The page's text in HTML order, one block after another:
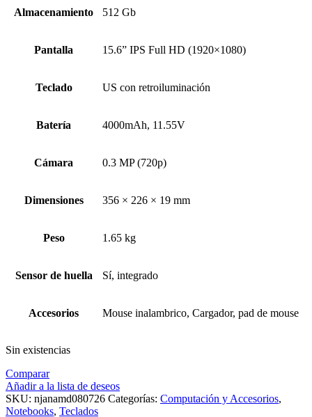
Almacenamiento 512 Gb
Pantalla 15.6” IPS Full HD (1920×1080)
Teclado US con retroiluminación
Batería 4000mAh, 11.55V
Cámara 0.3 MP (720p)
Dimensiones 356 × 226 × 19 mm
Peso 1.65 kg
Sensor de huella Sí, integrado
Accesorios Mouse inalambrico, Cargador, pad de mouse
Sin existencias
Comparar
Añadir a la lista de deseos
SKU: njanamd080726 Categorías: Computación y Accesorios,
Notebooks, Teclados